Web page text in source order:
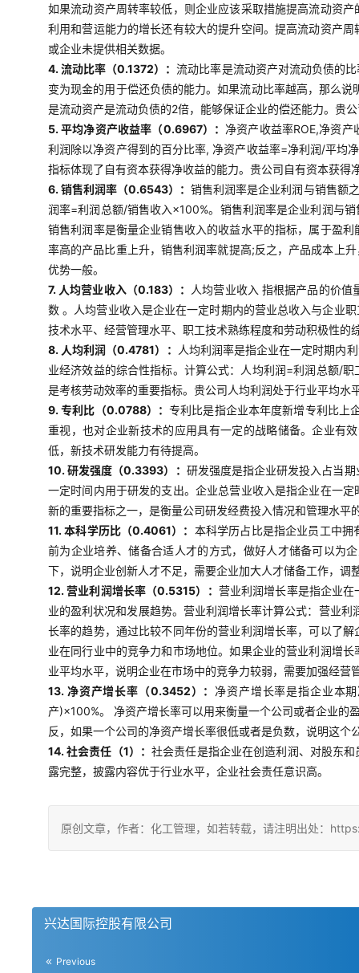
如果流动资产周转率较低，则企业应该采取措施提高流动资
利用和营运能力的增长还有较大的提升空间。提高流动资产
或企业未提供相关数据。
4. 流动比率（0.1372）：流动比率是流动资产对流动负债的
变为现金的用于偿还负债的能力。如果流动比率越高，那么
是流动资产是流动负债的2倍，能够保证企业的偿还能力。贵
5. 平均净资产收益率（0.6967）： 净资产收益率ROE,净资
利润除以净资产得到的百分比率, 净资产收益率=净利润/平均
指标体现了自有资本获得净收益的能力。贵公司自有资本获
6. 销售利润率（0.6543）：销售利润率是企业利润与销售额
润率=利润总额/销售收入×100%。销售利润率是企业利润与
销售利润率是衡量企业销售收入的收益水平的指标，属于盈
率高的产品比重上升，销售利润率就提高;反之，产品成本上
优势一般。
7. 人均营业收入（0.183）：
人均营业收入 指根据产品的价
数 。人均营业收入是企业在一定时期内的营业总收入与企业
技术水平、经营管理水平、职工技术熟练程度和劳动积极性
8. 人均利润（0.4781）：
人均利润率是指企业在一定时期内
业经济效益的综合性指标。计算公式：人均利润=利润总额/
是考核劳动效率的重要指标。贵公司人均利润处于行业平均
9. 专利比（0.0788）：专利比是指企业本年度新增专利比上
重视，也对企业新技术的应用具有一定的战略储备。企业有
低，新技术研发能力有待提高。
10. 研发强度（0.3393）： 研发强度是指企业研发投入占当
一定时间内用于研发的支出。企业总营业收入是指企业在一
新的重要指标之一，是衡量公司研发经费投入情况和管理水
11. 本科学历比（0.4061）： 本科学历占比是指企业员工中
前为企业培养、储备合适人才的方式，做好人才储备可以为
下，说明企业创新人才不足，需要企业加大人才储备工作，调
12. 营业利润增长率（0.5315）： 营业利润增长率是指企业
业的盈利状况和发展趋势。营业利润增长率计算公式：营业
长率的趋势，通过比较不同年份的营业利润增长率，可以了
业在同行业中的竞争力和市场地位。如果企业的营业利润增
业平均水平，说明企业在市场中的竞争力较弱，需要加强经
13. 净资产增长率（0.3452）： 净资产增长率是指企业本
产)×100%。 净资产增长率可以用来衡量一个公司或者企业的
反，如果一个公司的净资产增长率很低或者是负数，说明这
14. 社会责任（1）：社会责任是指企业在创造利润、对股东
露完整，披露内容优于行业水平，企业社会责任意识高。
原创文章，作者：化工管理，如若转载，请注明出处：
兴达国际控股有限公司
Previous